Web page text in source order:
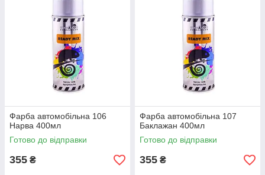
Фарба автомобільна 106
Нарва 400мл
Готово до відправки
355 ₴
Фарба автомобільна 107
Баклажан 400мл
Готово до відправки
355 ₴